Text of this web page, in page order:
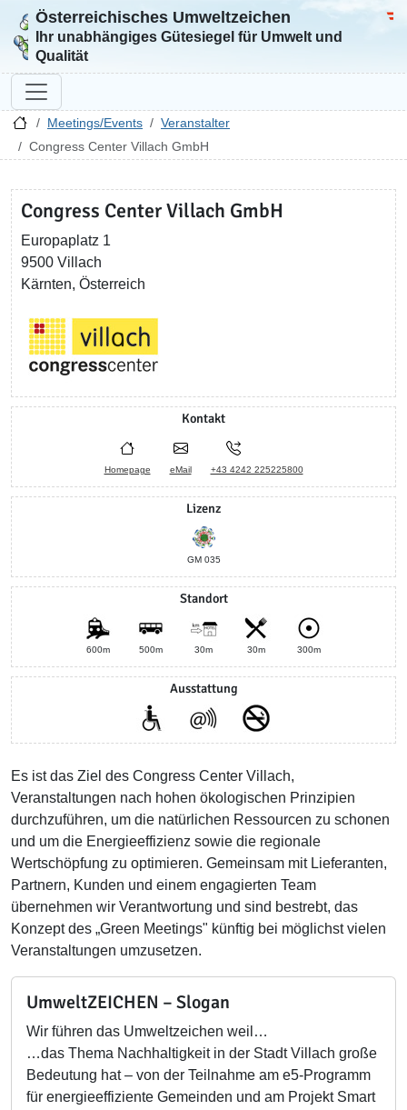
Zur Startseite
Österreichisches Umweltzeichen
Ihr unabhängiges Gütesiegel für Umwelt und
Qualität
Meetings/Events
Veranstalter
Congress Center Villach GmbH
Congress Center Villach GmbH
Europaplatz 1
9500 Villach
Kärnten, Österreich
Kontakt
Homepage eMail +43 4242 225225800
Lizenz
GM 035
Standort
600m 500m 30m 30m 300m
Ausstattung
Es ist das Ziel des Congress Center Villach,
Veranstaltungen nach hohen ökologischen Prinzipien
durchzuführen, um die natürlichen Ressourcen zu schonen
und um die Energieeffizienz sowie die regionale
Wertschöpfung zu optimieren. Gemeinsam mit Lieferanten,
Partnern, Kunden und einem engagierten Team
übernehmen wir Verantwortung und sind bestrebt, das
Konzept des „Green Meetings" künftig bei möglichst vielen
Veranstaltungen umzusetzen.
UmweltZEICHEN – Slogan
Wir führen das Umweltzeichen weil…
…das Thema Nachhaltigkeit in der Stadt Villach große
Bedeutung hat – von der Teilnahme am e5-Programm
für energieeffiziente Gemeinden und am Projekt Smart